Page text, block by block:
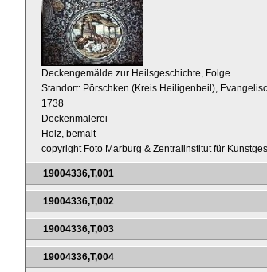
Deckengemälde zur Heilsgeschichte, Folge
Standort: Pörschken (Kreis Heiligenbeil),
1738
Deckenmalerei
Holz, bemalt
copyright Foto Marburg & Zentralinstitut für
19004336,T,001
19004336,T,002
19004336,T,003
19004336,T,004